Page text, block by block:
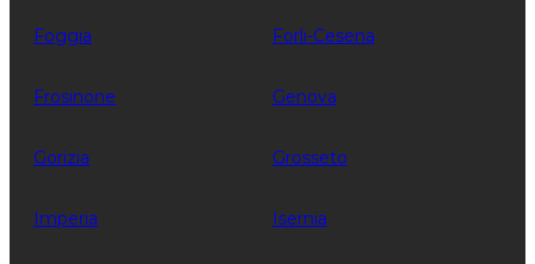
Foggia Forli-Cesena
Frosinone Genova
Gorizia Grosseto
Imperia Isernia